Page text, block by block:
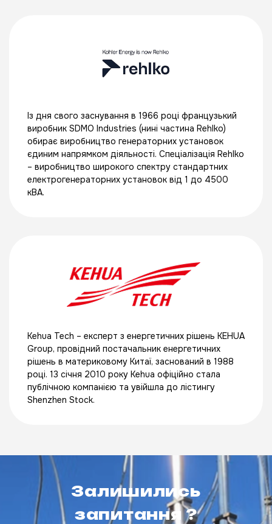
Із дня свого заснування в 1966 році французький
виробник SDMO Industries (нині частина Rehlko)
обирає виробництво генераторних установок
єдиним напрямком діяльності. Спеціалізація Rehlko
– виробництво широкого спектру стандартних
електрогенераторних установок від 1 до 4500
кВА.
Kehua Tech – експерт з енергетичних рішень KEHUA
Group, провідний постачальник енергетичних
рішень в материковому Китаї, заснований в 1988
році. 13 січня 2010 року Kehua офіційно стала
публічною компанією та увійшла до лістингу
Shenzhen Stock.
Залишились
запитання ?